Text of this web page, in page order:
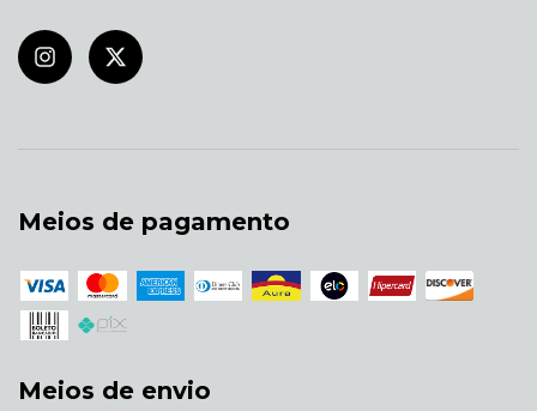
Meios de pagamento
Meios de envio